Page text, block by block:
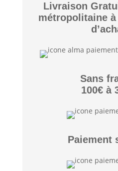
Livraison
métropolitaine
Sans
100€ à
Paiement